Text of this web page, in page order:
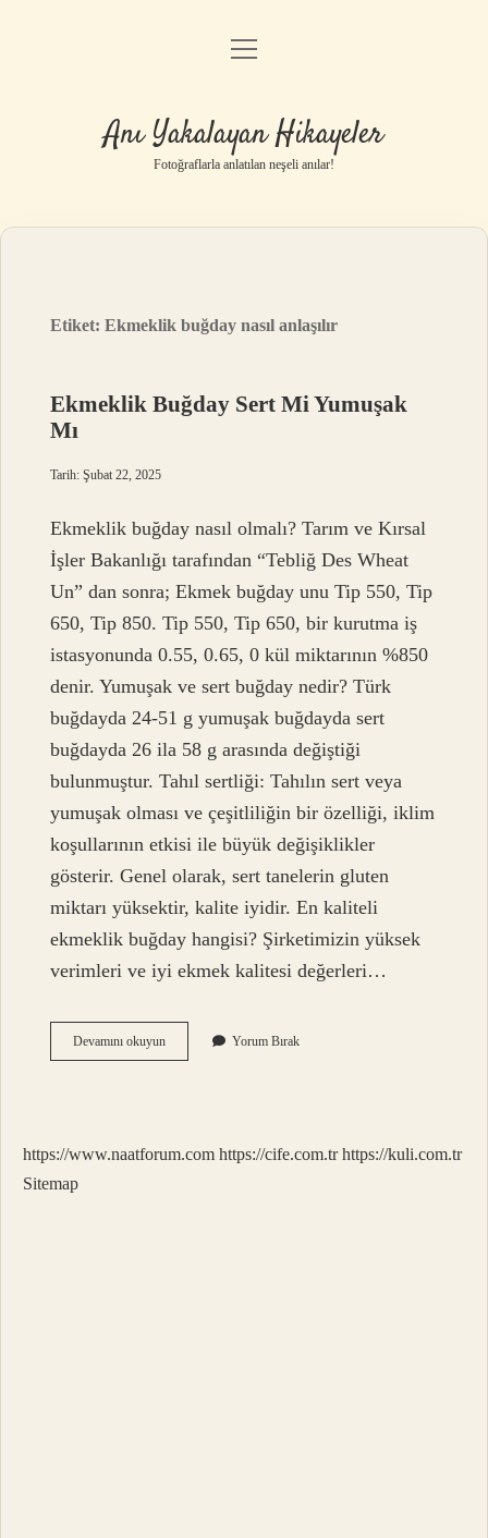
Anasayfa
Yasal Uyarı
menüyü
Anı Yakalayan Hikayeler
Fotoğraflarla anlatılan neşeli anılar!
Etiket:Ekmeklik buğday nasıl anlaşılır
Ekmeklik Buğday Sert Mi Yumuşak
Mı
Tarih: Şubat 22, 2025
Ekmeklik buğday nasıl olmalı? Tarım ve Kırsal
İşler Bakanlığı tarafından “Tebliğ Des Wheat
Un” dan sonra; Ekmek buğday unu Tip 550, Tip
650, Tip 850. Tip 550, Tip 650, bir kurutma iş
istasyonunda 0.55, 0.65, 0 kül miktarının %850
denir. Yumuşak ve sert buğday nedir? Türk
buğdayda 24-51 g yumuşak buğdayda sert
buğdayda 26 ila 58 g arasında değiştiği
bulunmuştur. Tahıl sertliği: Tahılın sert veya
yumuşak olması ve çeşitliliğin bir özelliği, iklim
koşullarının etkisi ile büyük değişiklikler
gösterir. Genel olarak, sert tanelerin gluten
miktarı yüksektir, kalite iyidir. En kaliteli
ekmeklik buğday hangisi? Şirketimizin yüksek
verimleri ve iyi ekmek kalitesi değerleri…
Devamını okuyunEkmeklik
Buğday
Yorum Bırak
https://www.naatforum.com https://cife.com.tr https://kuli.com.tr
Sitemap